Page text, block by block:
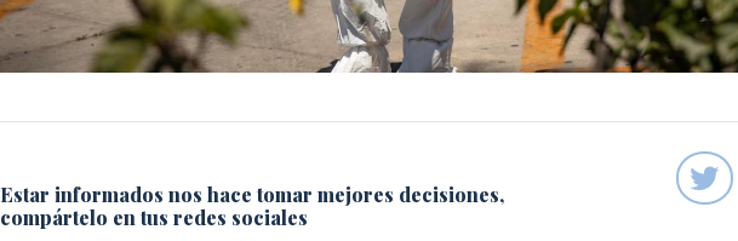
Estar informados nos hace tomar mejores decisiones,
compártelo en tus redes sociales